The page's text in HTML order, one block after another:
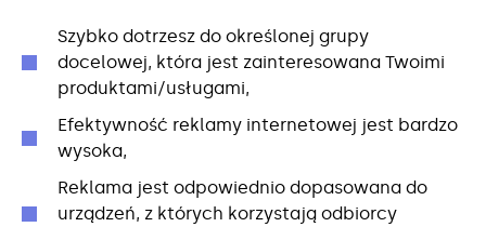
Szybko dotrzesz do określonej grupy
docelowej, która jest zainteresowana Twoimi
produktami/usługami,
Efektywność reklamy internetowej jest bardzo
wysoka,
Reklama jest odpowiednio dopasowana do
urządzeń, z których korzystają odbiorcy